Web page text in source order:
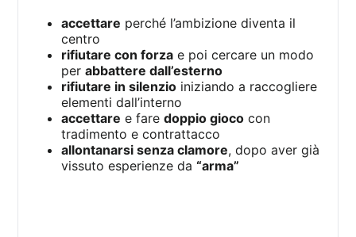
accettare perché l’ambizione diventa il
centro
rifiutare con forza e poi cercare un modo
perabbattere dall’esterno
rifiutare in silenzio iniziando a raccogliere
elementi dall’interno
accettare e faredoppio gioco con
tradimento e contrattacco
allontanarsi senza clamore, dopo aver già
vissuto esperienze da“arma”